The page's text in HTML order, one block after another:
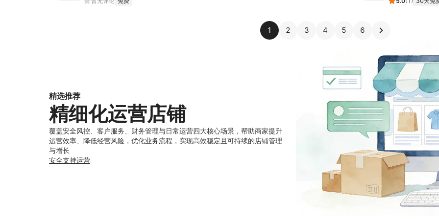
1 2 3 4 5 6
精选推荐
精细化运营店铺
覆盖安全风控、客户服务、财务管理与日常运营四大核心场景，帮助商家提升
运营效率、降低经营风险，优化业务流程，实现高效稳定且可持续的店铺管理
与增长
安全支持运营